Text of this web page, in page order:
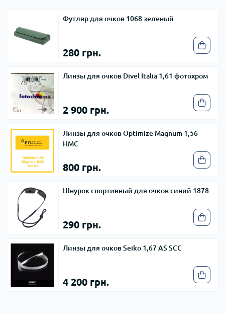
Футляр для очков 1068 зеленый
280 грн.
Линзы для очков Divel Italia 1,61 фотохром
2 900 грн.
Линзы для очков Optimize Magnum 1,56
HMC
800 грн.
Шнурок спортивный для очков синий 1878
290 грн.
Линзы для очков Seiko 1,67 AS SCC
4 200 грн.